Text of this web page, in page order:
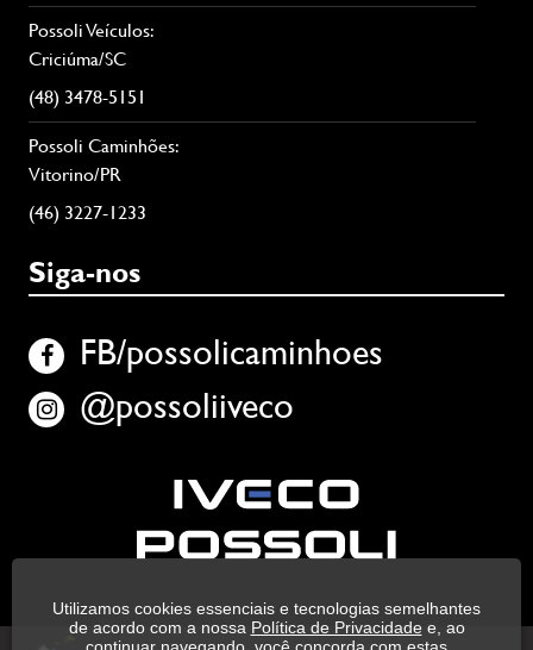
Possoli Veículos:
Criciúma/SC
(48) 3478-5151
Possoli Caminhões:
Vitorino/PR
(46) 3227-1233
Siga-nos
FB/possolicaminhoes
@possoliiveco
Utilizamos cookies essenciais e tecnologias semelhantes
de acordo com a nossa Política de Privacidadee, ao